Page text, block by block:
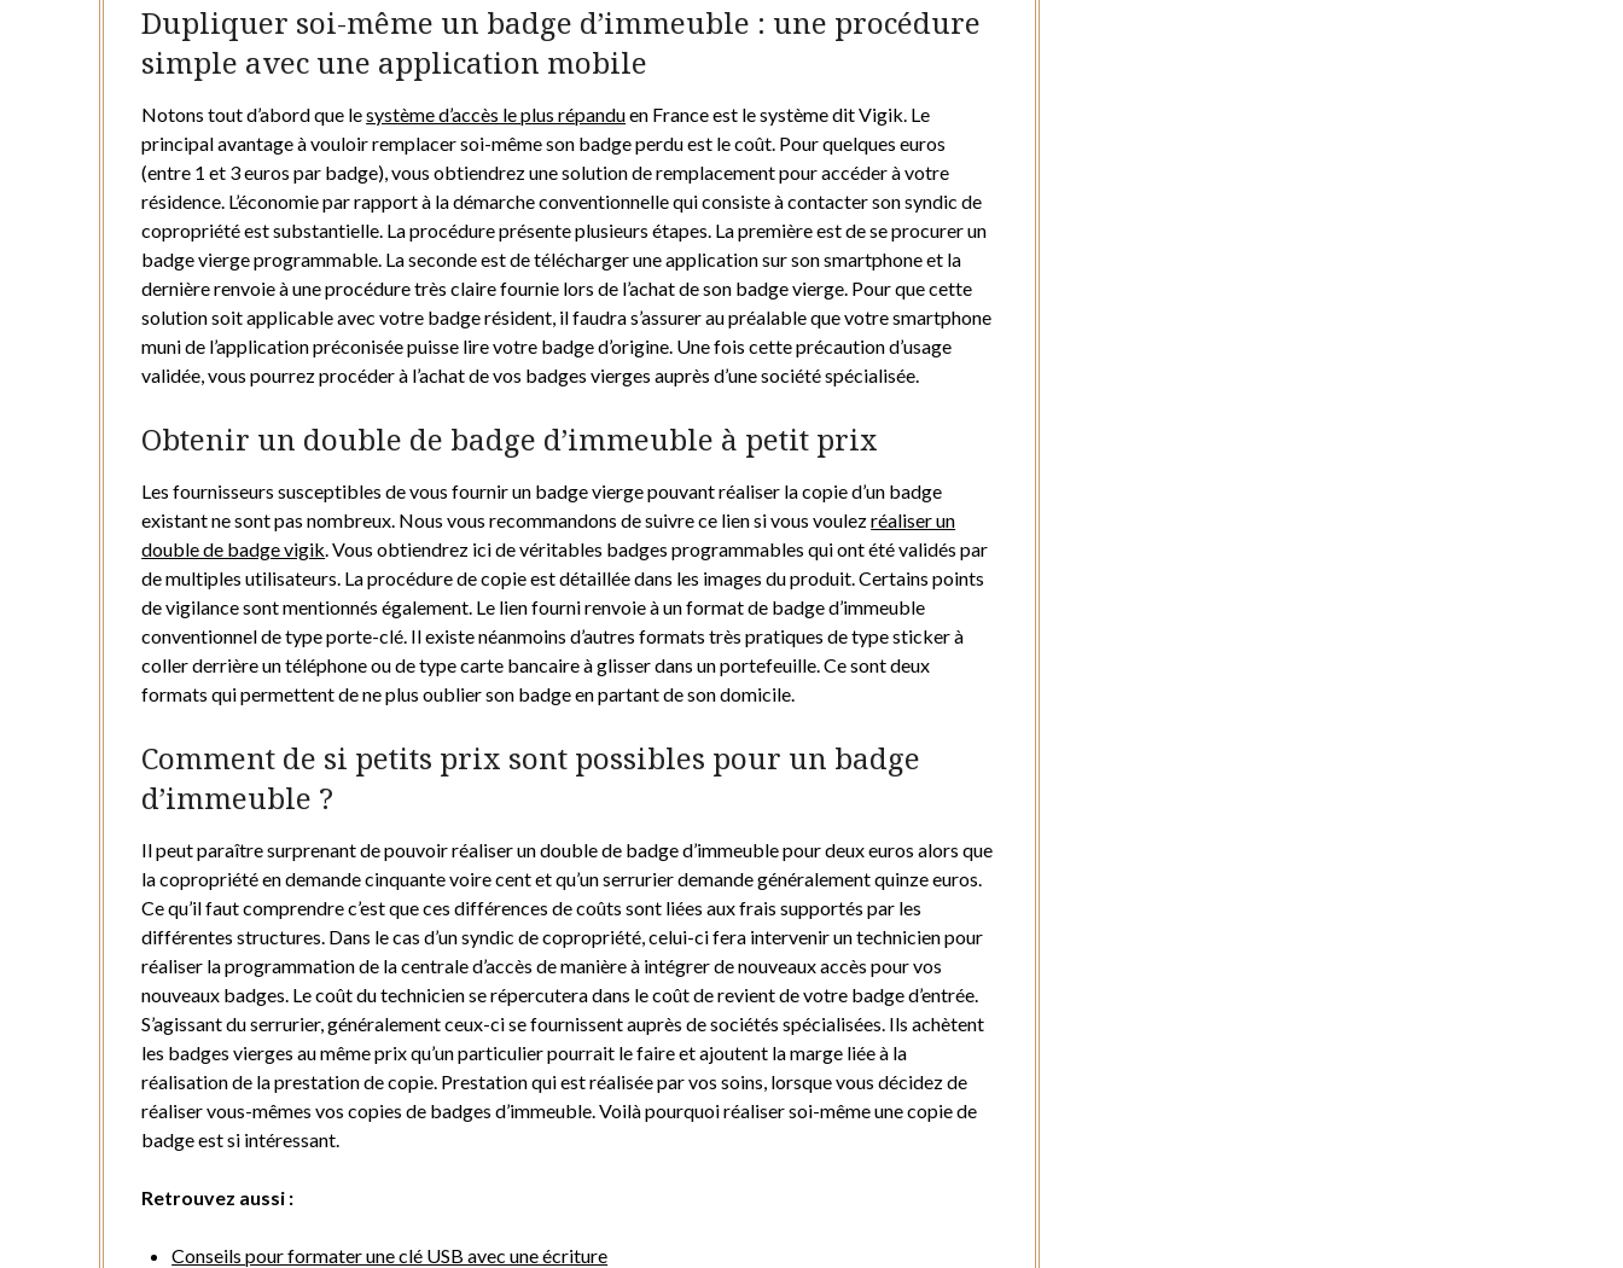
Dupliquer soi-même un badge d’immeuble : une procédure
simple avec une application mobile
Notons tout d’abord que lesystème d’accès le plus répanduen France est le système dit Vigik. Le
principal avantage à vouloir remplacer soi-même son badge perdu est le coût. Pour quelques euros
(entre 1 et 3 euros par badge), vous obtiendrez une solution de remplacement pour accéder à votre
résidence. L’économie par rapport à la démarche conventionnelle qui consiste à contacter son syndic de
copropriété est substantielle. La procédure présente plusieurs étapes. La première est de se procurer un
badge vierge programmable. La seconde est de télécharger une application sur son smartphone et la
dernière renvoie à une procédure très claire fournie lors de l’achat de son badge vierge. Pour que cette
solution soit applicable avec votre badge résident, il faudra s’assurer au préalable que votre smartphone
muni de l’application préconisée puisse lire votre badge d’origine. Une fois cette précaution d’usage
validée, vous pourrez procéder à l’achat de vos badges vierges auprès d’une société spécialisée.
Obtenir un double de badge d’immeuble à petit prix
Les fournisseurs susceptibles de vous fournir un badge vierge pouvant réaliser la copie d’un badge
existant ne sont pas nombreux. Nous vous recommandons de suivre ce lien si vous voulezréaliser un
double de badge vigik. Vous obtiendrez ici de véritables badges programmables qui ont été validés par
de multiples utilisateurs. La procédure de copie est détaillée dans les images du produit. Certains points
de vigilance sont mentionnés également. Le lien fourni renvoie à un format de badge d’immeuble
conventionnel de type porte-clé. Il existe néanmoins d’autres formats très pratiques de type sticker à
coller derrière un téléphone ou de type carte bancaire à glisser dans un portefeuille. Ce sont deux
formats qui permettent de ne plus oublier son badge en partant de son domicile.
Comment de si petits prix sont possibles pour un badge
d’immeuble ?
Il peut paraître surprenant de pouvoir réaliser un double de badge d’immeuble pour deux euros alors que
la copropriété en demande cinquante voire cent et qu’un serrurier demande généralement quinze euros.
Ce qu’il faut comprendre c’est que ces différences de coûts sont liées aux frais supportés par les
différentes structures. Dans le cas d’un syndic de copropriété, celui-ci fera intervenir un technicien pour
réaliser la programmation de la centrale d’accès de manière à intégrer de nouveaux accès pour vos
nouveaux badges. Le coût du technicien se répercutera dans le coût de revient de votre badge d’entrée.
S’agissant du serrurier, généralement ceux-ci se fournissent auprès de sociétés spécialisées. Ils achètent
les badges vierges au même prix qu’un particulier pourrait le faire et ajoutent la marge liée à la
réalisation de la prestation de copie. Prestation qui est réalisée par vos soins, lorsque vous décidez de
réaliser vous-mêmes vos copies de badges d’immeuble. Voilà pourquoi réaliser soi-même une copie de
badge est si intéressant.
Retrouvez aussi :
Conseils pour formater une clé USB avec une écriture